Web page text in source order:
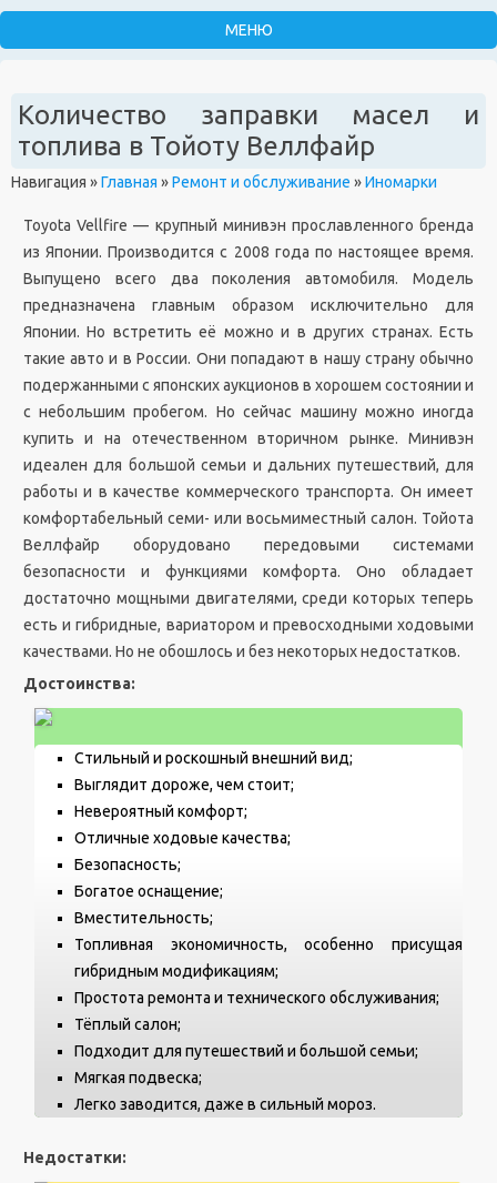
Количество заправки масел и
топлива в Тойоту Веллфайр
Навигация »Главная »Ремонт и обслуживание »Иномарки
Toyota Vellfire — крупный минивэн прославленного бренда
из Японии. Производится с 2008 года по настоящее время.
Выпущено всего два поколения автомобиля. Модель
предназначена главным образом исключительно для
Японии. Но встретить её можно и в других странах. Есть
такие авто и в России. Они попадают в нашу страну обычно
подержанными с японских аукционов в хорошем состоянии и
с небольшим пробегом. Но сейчас машину можно иногда
купить и на отечественном вторичном рынке. Минивэн
идеален для большой семьи и дальних путешествий, для
работы и в качестве коммерческого транспорта. Он имеет
комфортабельный семи- или восьмиместный салон. Тойота
Веллфайр оборудовано передовыми системами
безопасности и функциями комфорта. Оно обладает
достаточно мощными двигателями, среди которых теперь
есть и гибридные, вариатором и превосходными ходовыми
качествами. Но не обошлось и без некоторых недостатков.
Достоинства:
Стильный и роскошный внешний вид;
Выглядит дороже, чем стоит;
Невероятный комфорт;
Отличные ходовые качества;
Безопасность;
Богатое оснащение;
Вместительность;
Топливная экономичность, особенно присущая
гибридным модификациям;
Простота ремонта и технического обслуживания;
Тёплый салон;
Подходит для путешествий и большой семьи;
Мягкая подвеска;
Легко заводится, даже в сильный мороз.
Недостатки: